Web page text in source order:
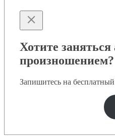
Хотите
произношением?
Запишитесь на